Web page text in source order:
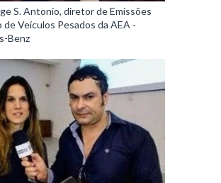
S. Antonio, diretor de Emissões
de Veículos Pesados da AEA -
Benz